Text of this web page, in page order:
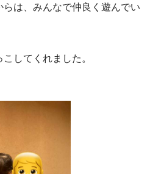
は、みんなで仲良く遊んでい
してくれました。